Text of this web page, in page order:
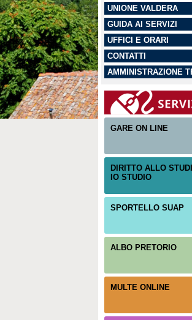
UNIONE VALDERA
GUIDA AI SERVIZI
UFFICI E ORARI
CONTATTI
AMMINISTRAZIONE
GARE ON LINE
DIRITTO ALLO
IO STUDIO
SPORTELLO SUAP
ALBO PRETORIO
MULTE ONLINE